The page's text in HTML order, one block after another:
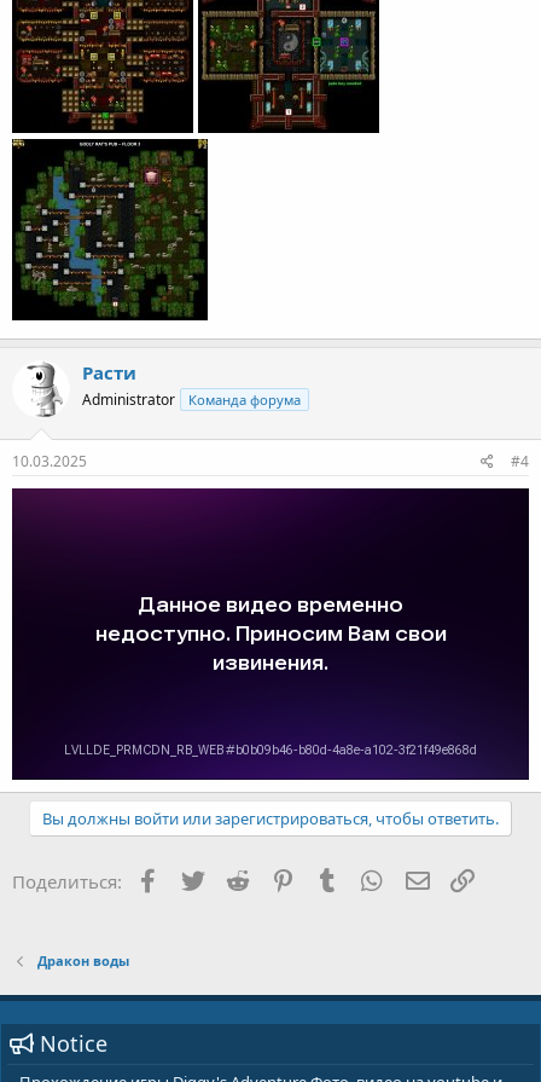
Расти
Administrator Команда форума
10.03.2025 #4
Вы должны войти или зарегистрироваться, чтобы ответить.
Поделиться: Facebook
Twitter Reddit PinterestTumblr WhatsApp
E-mail
Дракон воды
Notice